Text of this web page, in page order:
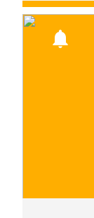
notifications